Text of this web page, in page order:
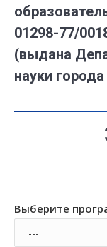
01298-77/
(выдана
науки
Выберите